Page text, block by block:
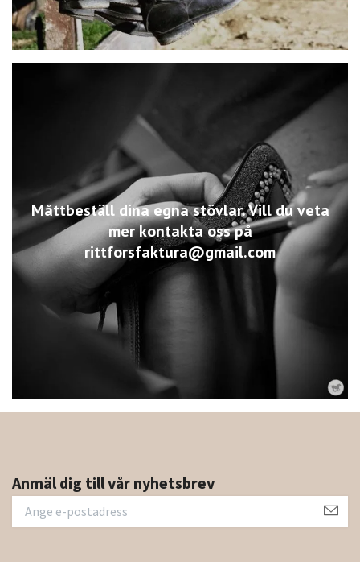
Måttbeställ dina egna stövlar. Vill du veta
mer kontakta oss på
rittforsfaktura@gmail.com
Anmäl dig till vår nyhetsbrev